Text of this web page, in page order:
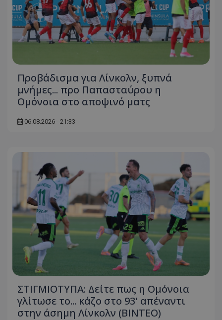
Προβάδισμα για Λίνκολν, ξυπνά
μνήμες... προ Παπασταύρου η
Ομόνοια στο αποψινό ματς
06.08.2026 - 21:33
ΣΤΙΓΜΙΟΤΥΠΑ: Δείτε πως η Ομόνοια
γλίτωσε το... κάζο στο 93' απέναντι
στην άσημη Λίνκολν (ΒΙΝΤΕΟ)